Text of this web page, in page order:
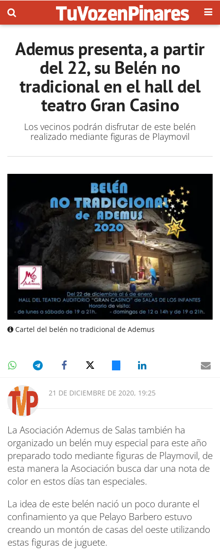
Ademus presenta, a partir
del 22, su Belén no
tradicional en el hall del
teatro Gran Casino
Los vecinos podrán disfrutar de este belén
realizado mediante figuras de Playmovil
Cartel del belén no tradicional de Ademus
21 DE DICIEMBRE DE 2020, 19:25
La Asociación Ademus de Salas también ha
organizado un belén muy especial para este año
preparado todo mediante figuras de Playmovil, de
esta manera la Asociación busca dar una nota de
color en estos días tan especiales.
La idea de este belén nació un poco durante el
confinamiento ya que Pelayo Barbero estuvo
creando un montón de casas del oeste utilizando
estas figuras de juguete.